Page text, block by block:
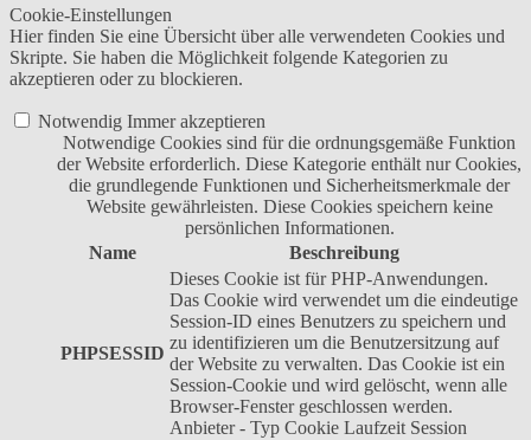
Cookie-Einstellungen
Hier finden Sie eine Übersicht über alle verwendeten Cookies und
Skripte. Sie haben die Möglichkeit folgende Kategorien zu
akzeptieren oder zu blockieren.
Notwendig Immer akzeptieren
Notwendige Cookies sind für die ordnungsgemäße Funktion
der Website erforderlich. Diese Kategorie enthält nur Cookies,
die grundlegende Funktionen und Sicherheitsmerkmale der
Website gewährleisten. Diese Cookies speichern keine
persönlichen Informationen.
Name
Beschreibung
PHPSESSID
Dieses Cookie ist für PHP-Anwendungen.
Das Cookie wird verwendet um die eindeutige
Session-ID eines Benutzers zu speichern und
zu identifizieren um die Benutzersitzung auf
der Website zu verwalten. Das Cookie ist ein
Session-Cookie und wird gelöscht, wenn alle
Browser-Fenster geschlossen werden.
Anbieter - Typ Cookie Laufzeit Session